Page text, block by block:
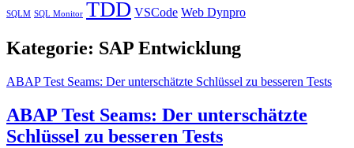
SQLM SQL Monitor TDD VSCode Web Dynpro
Kategorie: SAP Entwicklung
ABAP Test Seams: Der unterschätzte Schlüssel zu besseren Tests
ABAP Test Seams: Der unterschätzte
Schlüssel zu besseren Tests